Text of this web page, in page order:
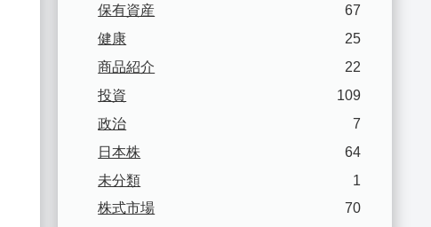
保有資産
67
健康
25
商品紹介
22
投資
109
政治
7
日本株
64
未分類
1
株式市場
70